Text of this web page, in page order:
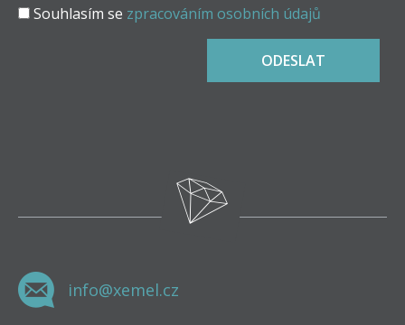
Souhlasím se zpracováním osobních údajů
ODESLAT
info@xemel.cz